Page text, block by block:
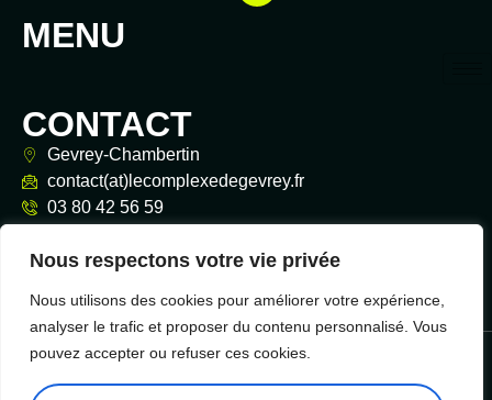
Nous respectons votre vie privée
Nous utilisons des cookies pour améliorer votre expérience,
analyser le trafic et proposer du contenu personnalisé. Vous
pouvez accepter ou refuser ces cookies.
MENU
CONTACT
Gevrey-Chambertin
contact(at)lecomplexedegevrey.fr
03 80 42 56 59
© 2026 Le Complexe de Gevrey — Tous droits réservés
Politique de